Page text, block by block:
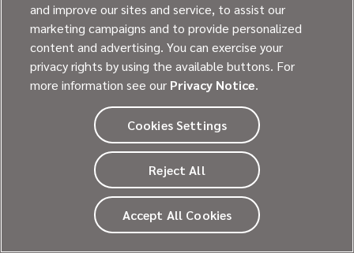
Webformular: https://privacyrequest.ultragenyx.com/
E-Mail:compliance@ultragenyx.com
Postadres:
Ultragenyx Pharmaceutical Inc.
60 Leveroni Court,
Novato, CA 94949
U kunt ook via e-mail contact opnemen met onze
functionaris voor gegevensbescherming op
compliance@ultragenyx.comen per post op hetzelfde
adres als hierboven, ter attentie van de functionaris voor
gegevensbescherming.
and improve our sites and service, to assist our
marketing campaigns and to provide personalized
content and advertising. You can exercise your
privacy rights by using the available buttons. For
more information see our Privacy Notice.
Cookies Settings
Reject All
Accept All Cookies